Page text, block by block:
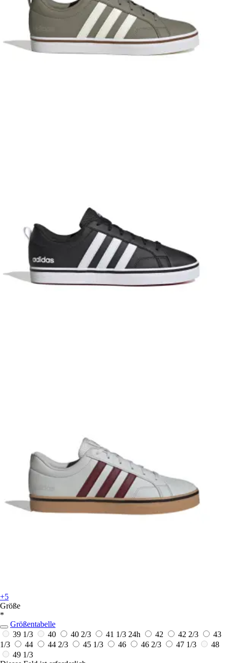
+5
Größe
*
Größentabelle
39 1/3
40 40 2/3 41 1/3 24h 42 42 2/3
43
1/3
44 44 2/3 45 1/3 46 46 2/3 47 1/3
48
49 1/3